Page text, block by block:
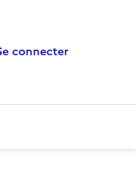
connecter